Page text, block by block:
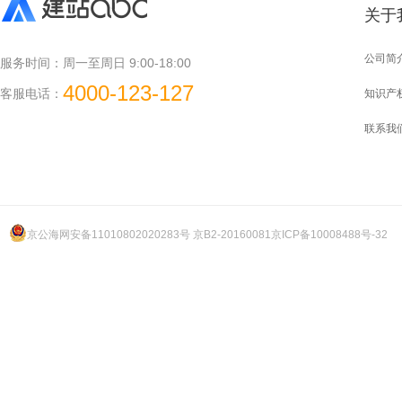
服务时间： 周一至周日 9:00-18:00
客服电话： 4000-123-127
关于
公司简
知识产
联系我
京公海网安备11010802020283号 京B2-20160081京ICP备10008488号-32